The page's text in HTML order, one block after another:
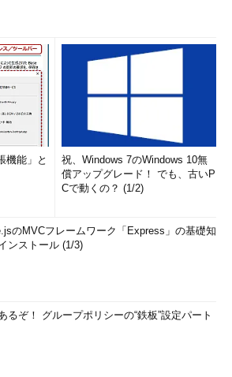
機能」と
祝、Windows 7のWindows 10無
償アップグレード！ でも、古いP
Cで動くの？ (1/2)
のMVCフレームワーク「Express」の基礎知
ンストール (1/3)
るぞ！ グループポリシーの“鉄板”設定パート